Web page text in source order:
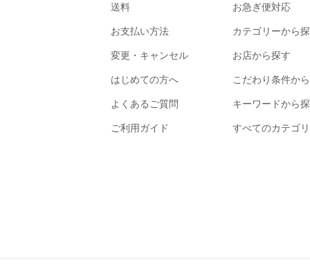
送料
お支払い方法
変更・キャンセル
はじめての方へ
よくあるご質問
ご利用ガイド
お急ぎ便対応
カテゴリーから
お店から探す
こだわり条件か
キーワードから
すべてのカテゴ